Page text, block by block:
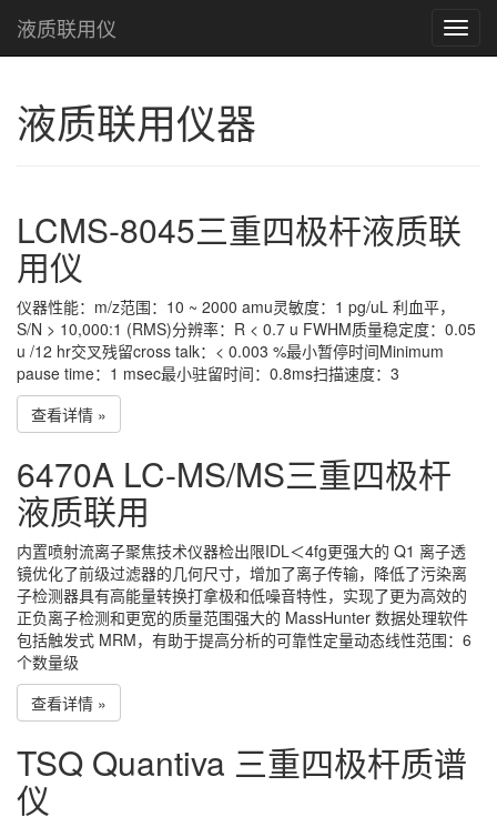
液质联用仪
液质联用仪器
LCMS-8045三重四极杆液质联
用仪
仪器性能：m/z范围：10 ~ 2000 amu灵敏度：1 pg/uL 利血平，
S/N > 10,000:1 (RMS)分辨率：R < 0.7 u FWHM质量稳定度：0.05
u /12 hr交叉残留cross talk：< 0.003 %最小暂停时间Minimum
pause time：1 msec最小驻留时间：0.8ms扫描速度：3
查看详情 »
6470A LC-MS/MS三重四极杆
液质联用
内置喷射流离子聚焦技术仪器检出限IDL＜4fg更强大的 Q1 离子透
镜优化了前级过滤器的几何尺寸，增加了离子传输，降低了污染离
子检测器具有高能量转换打拿极和低噪音特性，实现了更为高效的
正负离子检测和更宽的质量范围强大的 MassHunter 数据处理软件
包括触发式 MRM，有助于提高分析的可靠性定量动态线性范围：6
个数量级
查看详情 »
TSQ Quantiva 三重四极杆质谱
仪